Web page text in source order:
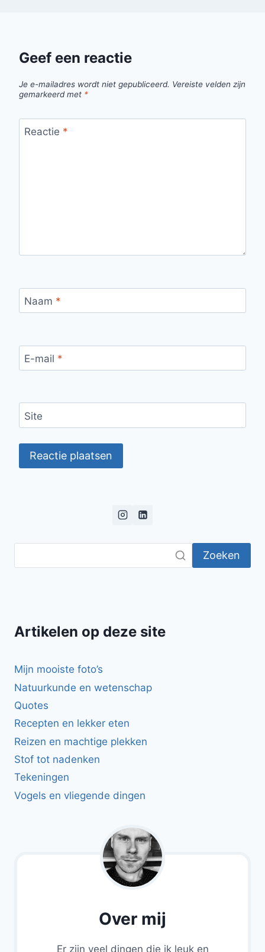
Geef een reactie
Je e-mailadres wordt niet gepubliceerd. Vereiste velden zijn
gemarkeerd met *
Reactie *
Naam *
E-mail *
Site
Zoeken
Artikelen op deze site
Mijn mooiste foto’s
Natuurkunde en wetenschap
Quotes
Recepten en lekker eten
Reizen en machtige plekken
Stof tot nadenken
Tekeningen
Vogels en vliegende dingen
Over mij
Er zijn veel dingen die ik leuk en